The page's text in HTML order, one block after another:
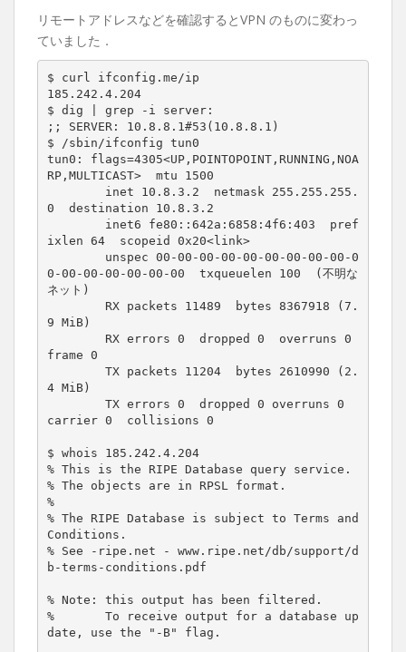
リモートアドレスなどを確認するとVPN のものに変わっ
ていました．
$ curl ifconfig.me/ip
185.242.4.204
$ dig | grep -i server:
;; SERVER: 10.8.8.1#53(10.8.8.1)
$ /sbin/ifconfig tun0
tun0: flags=4305<UP,POINTOPOINT,RUNNING,NOA
RP,MULTICAST>  mtu 1500
0  destination 10.8.3.2
ixlen 64  scopeid 0x20<link>
0-00-00-00-00-00-00  txqueuelen 100  (不明な
ネット)
9 MiB)
frame 0
4 MiB)
carrier 0  collisions 0
$ whois 185.242.4.204
% This is the RIPE Database query service.
% The objects are in RPSL format.
%
% The RIPE Database is subject to Terms and
Conditions.
% See -ripe.net - www.ripe.net/db/support/d
b-terms-conditions.pdf
% Note: this output has been filtered.
%       To receive output for a database up
date, use the "-B" flag.